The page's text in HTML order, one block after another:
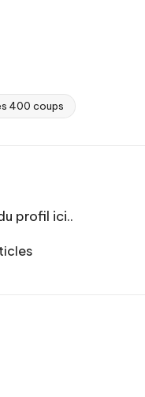
400 coups
profil ici..